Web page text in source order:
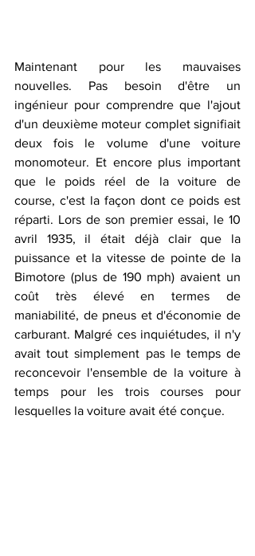
Maintenant pour les mauvaises
nouvelles. Pas besoin d'être un
ingénieur pour comprendre que l'ajout
d'un deuxième moteur complet signifiait
deux fois le volume d'une voiture
monomoteur. Et encore plus important
que le poids réel de la voiture de
course, c'est la façon dont ce poids est
réparti. Lors de son premier essai, le 10
avril 1935, il était déjà clair que la
puissance et la vitesse de pointe de la
Bimotore (plus de 190 mph) avaient un
coût très élevé en termes de
maniabilité, de pneus et d'économie de
carburant. Malgré ces inquiétudes, il n'y
avait tout simplement pas le temps de
reconcevoir l'ensemble de la voiture à
temps pour les trois courses pour
lesquelles la voiture avait été conçue.